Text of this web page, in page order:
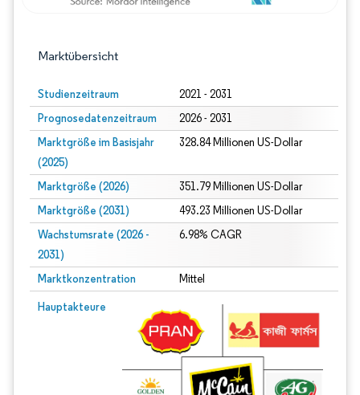
Marktübersicht
Studienzeitraum 2021 - 2031
Prognosedatenzeitraum 2026 - 2031
Marktgröße im Basisjahr
(2025)
328.84 Millionen US-Dollar
Marktgröße (2026) 351.79 Millionen US-Dollar
Marktgröße (2031) 493.23 Millionen US-Dollar
Wachstumsrate (2026 -
2031)
6.98% CAGR
Marktkonzentration Mittel
Hauptakteure
Bild © Mordor Intelligence. Wiederverwendung erfordert Namensnennung